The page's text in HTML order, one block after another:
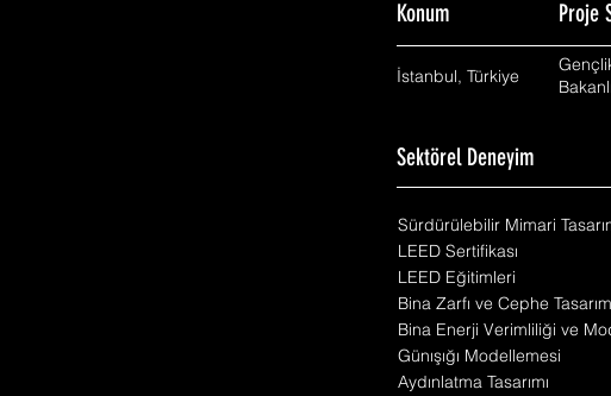
Konum Proje
İstanbul, Türkiye
Sektörel Deneyim
Sürdürülebilir Mimari
LEED Sertifikası
LEED Eğitimleri
Bina Zarfı ve Cephe
Bina Enerji Verimliliği ve
Günışığı Modellemesi
Aydınlatma Tasarımı